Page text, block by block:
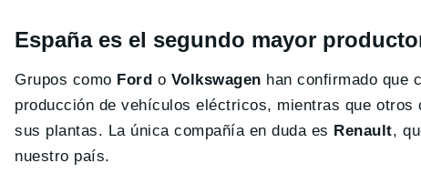
España es el segundo mayor
Grupos como Ford o Volkswagen han confirmado que
producción de vehículos eléctricos, mientras que otros
sus plantas. La única compañía en duda es Renault,
nuestro país.